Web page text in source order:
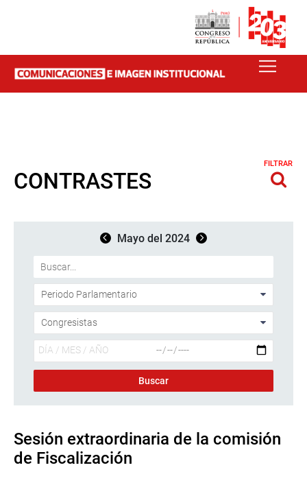
CONTRASTES
FILTRAR
Mayo del 2024
Sesión extraordinaria de la comisión
de Fiscalización